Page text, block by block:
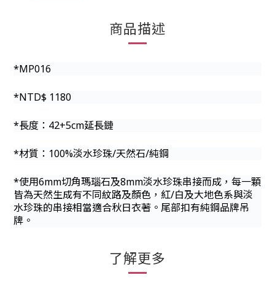
商品描述
*MP016
*NTD$ 1180
*長度：42+5cm延長鏈
*材質：100%淡水珍珠/天然石/純鋼
*使用6mm切角瑪瑙石及8mm淡水珍珠串接而成，每一顆
皆為天然生成有不同紋路及顏色，紅/白及大地色系與淡
水珍珠的串接相當適合秋日衣著。尾部扣有純鋼品牌吊
牌。
了解更多